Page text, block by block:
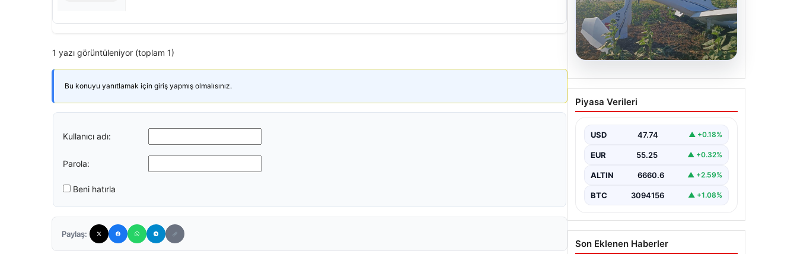
1 yazı görüntüleniyor (toplam 1)
Bu konuyu yanıtlamak için giriş yapmış olmalısınız.
Kullanıcı adı:
Parola:
Beni hatırla
Paylaş:
Eğitim uçağı sert iniş
yaptı. Öğrenci pilot
Piyasa Verileri
USD 47.74 ▲ +0.18%
EUR 55.25 ▲ +0.32%
ALTIN 6660.6 ▲ +2.59%
BTC 3094156 ▲ +1.08%
Son Eklenen Haberler